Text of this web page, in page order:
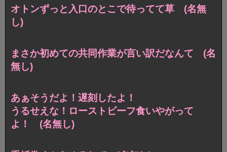
オトンずっと入口のとこで待ってて草 (名無
し)
まさか初めての共同作業が言い訳だなんて (名
無し)
あぁそうだよ！遅刻したよ！
うるせえな！ローストビーフ食いやがって
よ！ (名無し)